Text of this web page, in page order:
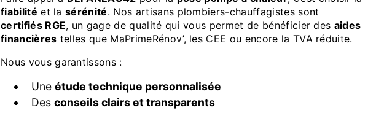
fiabilité et lasérénité. Nos artisans plombiers-chauffagistes sont
certifiés RGE, un gage de qualité qui vous permet de bénéficier des aides
financières telles que MaPrimeRénov’, les CEE ou encore la TVA réduite.
Nous vous garantissons :
Une étude technique personnalisée
Des conseils clairs et transparents